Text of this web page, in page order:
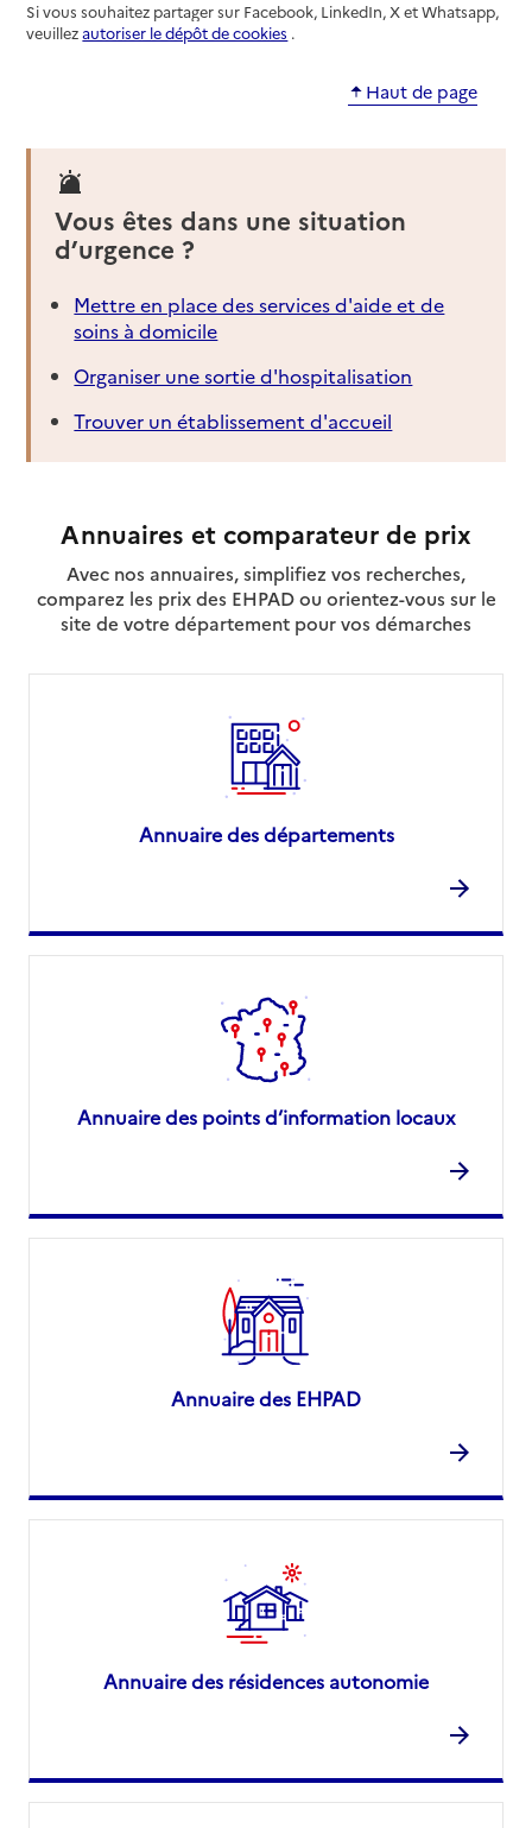
Si vous souhaitez partager sur Facebook, LinkedIn, X et Whatsapp,
veuillezautoriser le dépôt de cookies .
Haut de page
Vous êtes dans une situation
d’urgence ?
Mettre en place des services d'aide et de
soins à domicile
Organiser une sortie d'hospitalisation
Trouver un établissement d'accueil
Annuaires et comparateur de prix
Avec nos annuaires, simplifiez vos recherches,
comparez les prix des EHPAD ou orientez-vous sur le
site de votre département pour vos démarches
Annuaire des départements
Annuaire des points d’information locaux
Annuaire des EHPAD
Annuaire des résidences autonomie